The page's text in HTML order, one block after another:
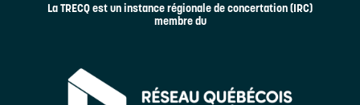
La TRECQ est un instance régionale de concertation (IRC)
membre du